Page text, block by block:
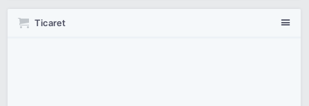
Ticaret